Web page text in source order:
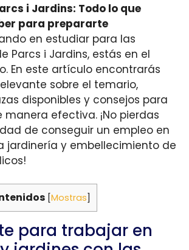
i Jardins: Todo lo que
para prepararte
en estudiar para las
Parcs i Jardins, estás en el
En este artículo encontrarás
sobre el temario,
disponibles y consejos para
efectiva. ¡No pierdas
de conseguir un empleo en
jardinería y embellecimiento de
[Mostras]
para trabajar en